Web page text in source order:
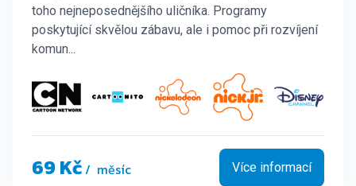
toho nejneposednějšího uličníka. Programy
poskytující skvělou zábavu, ale i pomoc při rozvíjení
komun...
69 Kč/ měsíc Více informací